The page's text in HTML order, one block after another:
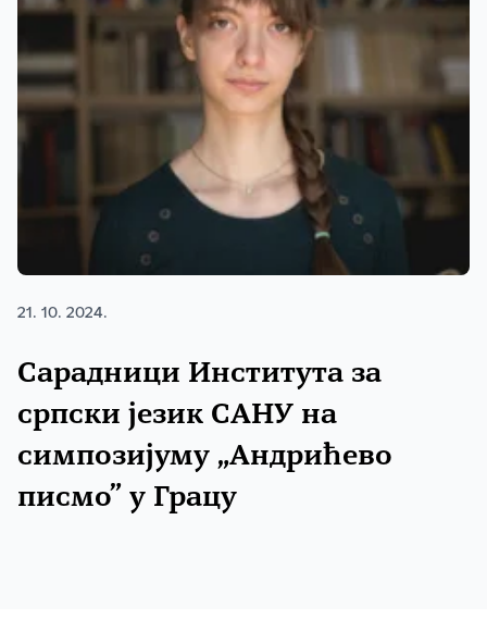
21. 10. 2024.
Сарадници Института за
српски језик САНУ на
симпозијуму „Андрићево
писмо” у Грацу